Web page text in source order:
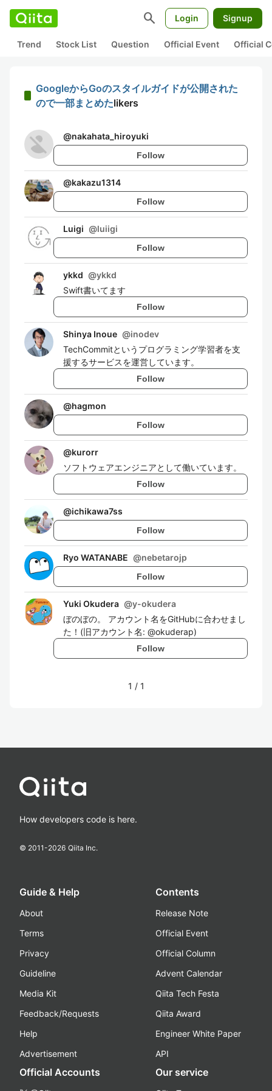
search Login Signup
Trend Stock List Question Official Event Official
GoogleからGoのスタイルガイドが公開された
ので一部まとめたlikers
@nakahata_hiroyuki
Follow
@kakazu1314
Follow
Luigi @luiigi
Follow
ykkd @ykkd
Swift書いてます
Follow
Shinya Inoue @inodev
TechCommitというプログラミング学習者を支
援するサービスを運営しています。
Follow
@hagmon
Follow
@kurorr
ソフトウェアエンジニアとして働いています。
Follow
@ichikawa7ss
Follow
Ryo WATANABE @nebetarojp
Follow
Yuki Okudera @y-okudera
ぼのぼの。 アカウント名をGitHubに合わせまし
た！(旧アカウント名: @okuderap)
Follow
1 / 1
How developers code is here.
© 2011-2026 Qiita Inc.
Guide & Help
About
Terms
Privacy
Guideline
Media Kit
Feedback/Requests
Help
Advertisement
Contents
Release Note
Official Event
Official Column
Advent Calendar
Qiita Tech Festa
Qiita Award
Engineer White Paper
API
Official Accounts Our service